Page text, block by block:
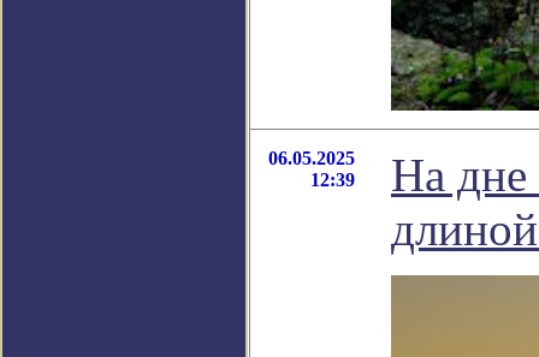
06.05.2025
12:39
На дне